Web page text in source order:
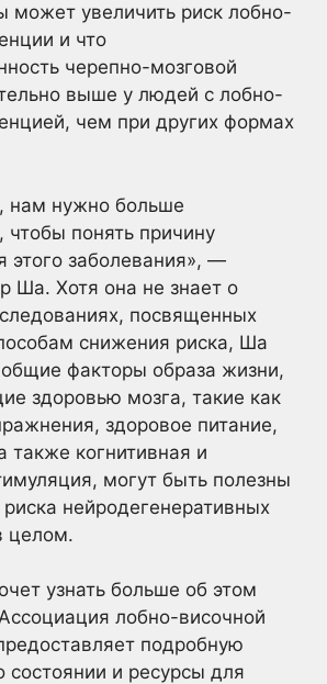
может увеличить риск лобно-
и что
черепно-мозговой
выше у людей с лобно-
чем при других формах
нам нужно больше
чтобы понять причину
этого заболевания», —
Ша. Хотя она не знает о
посвященных
снижения риска, Ша
общие факторы образа жизни,
здоровью мозга, такие как
здоровое питание,
также когнитивная и
могут быть полезны
нейродегенеративных
целом.
узнать больше об этом
лобно-височной
подробную
и ресурсы для